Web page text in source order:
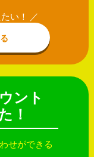
い！
ント
！
せができる